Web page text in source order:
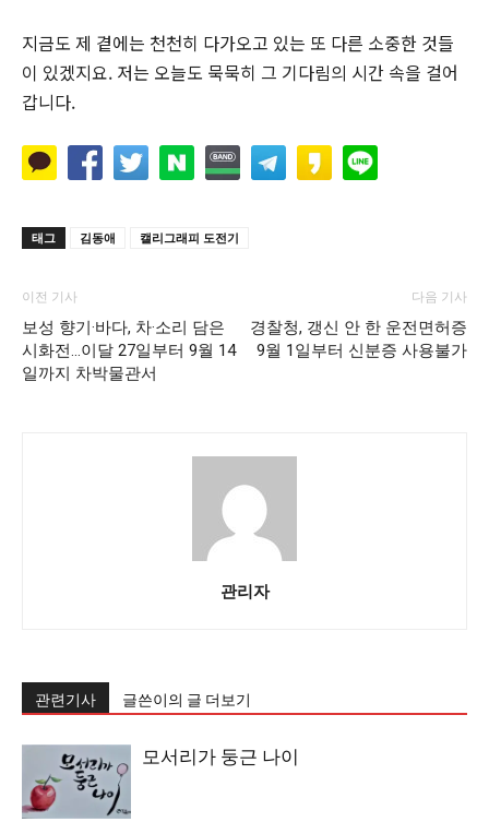
지금도 제 곁에는 천천히 다가오고 있는 또 다른 소중한 것들
이 있겠지요. 저는 오늘도 묵묵히 그 기다림의 시간 속을 걸어
갑니다.
태그 김동애 캘리그래피 도전기
이전 기사
보성 향기·바다, 차·소리 담은
시화전…이달 27일부터 9월 14
일까지 차박물관서
다음 기사
경찰청, 갱신 안 한 운전면허증
9월 1일부터 신분증 사용불가
관리자
관련기사 글쓴이의 글 더보기
모서리가 둥근 나이